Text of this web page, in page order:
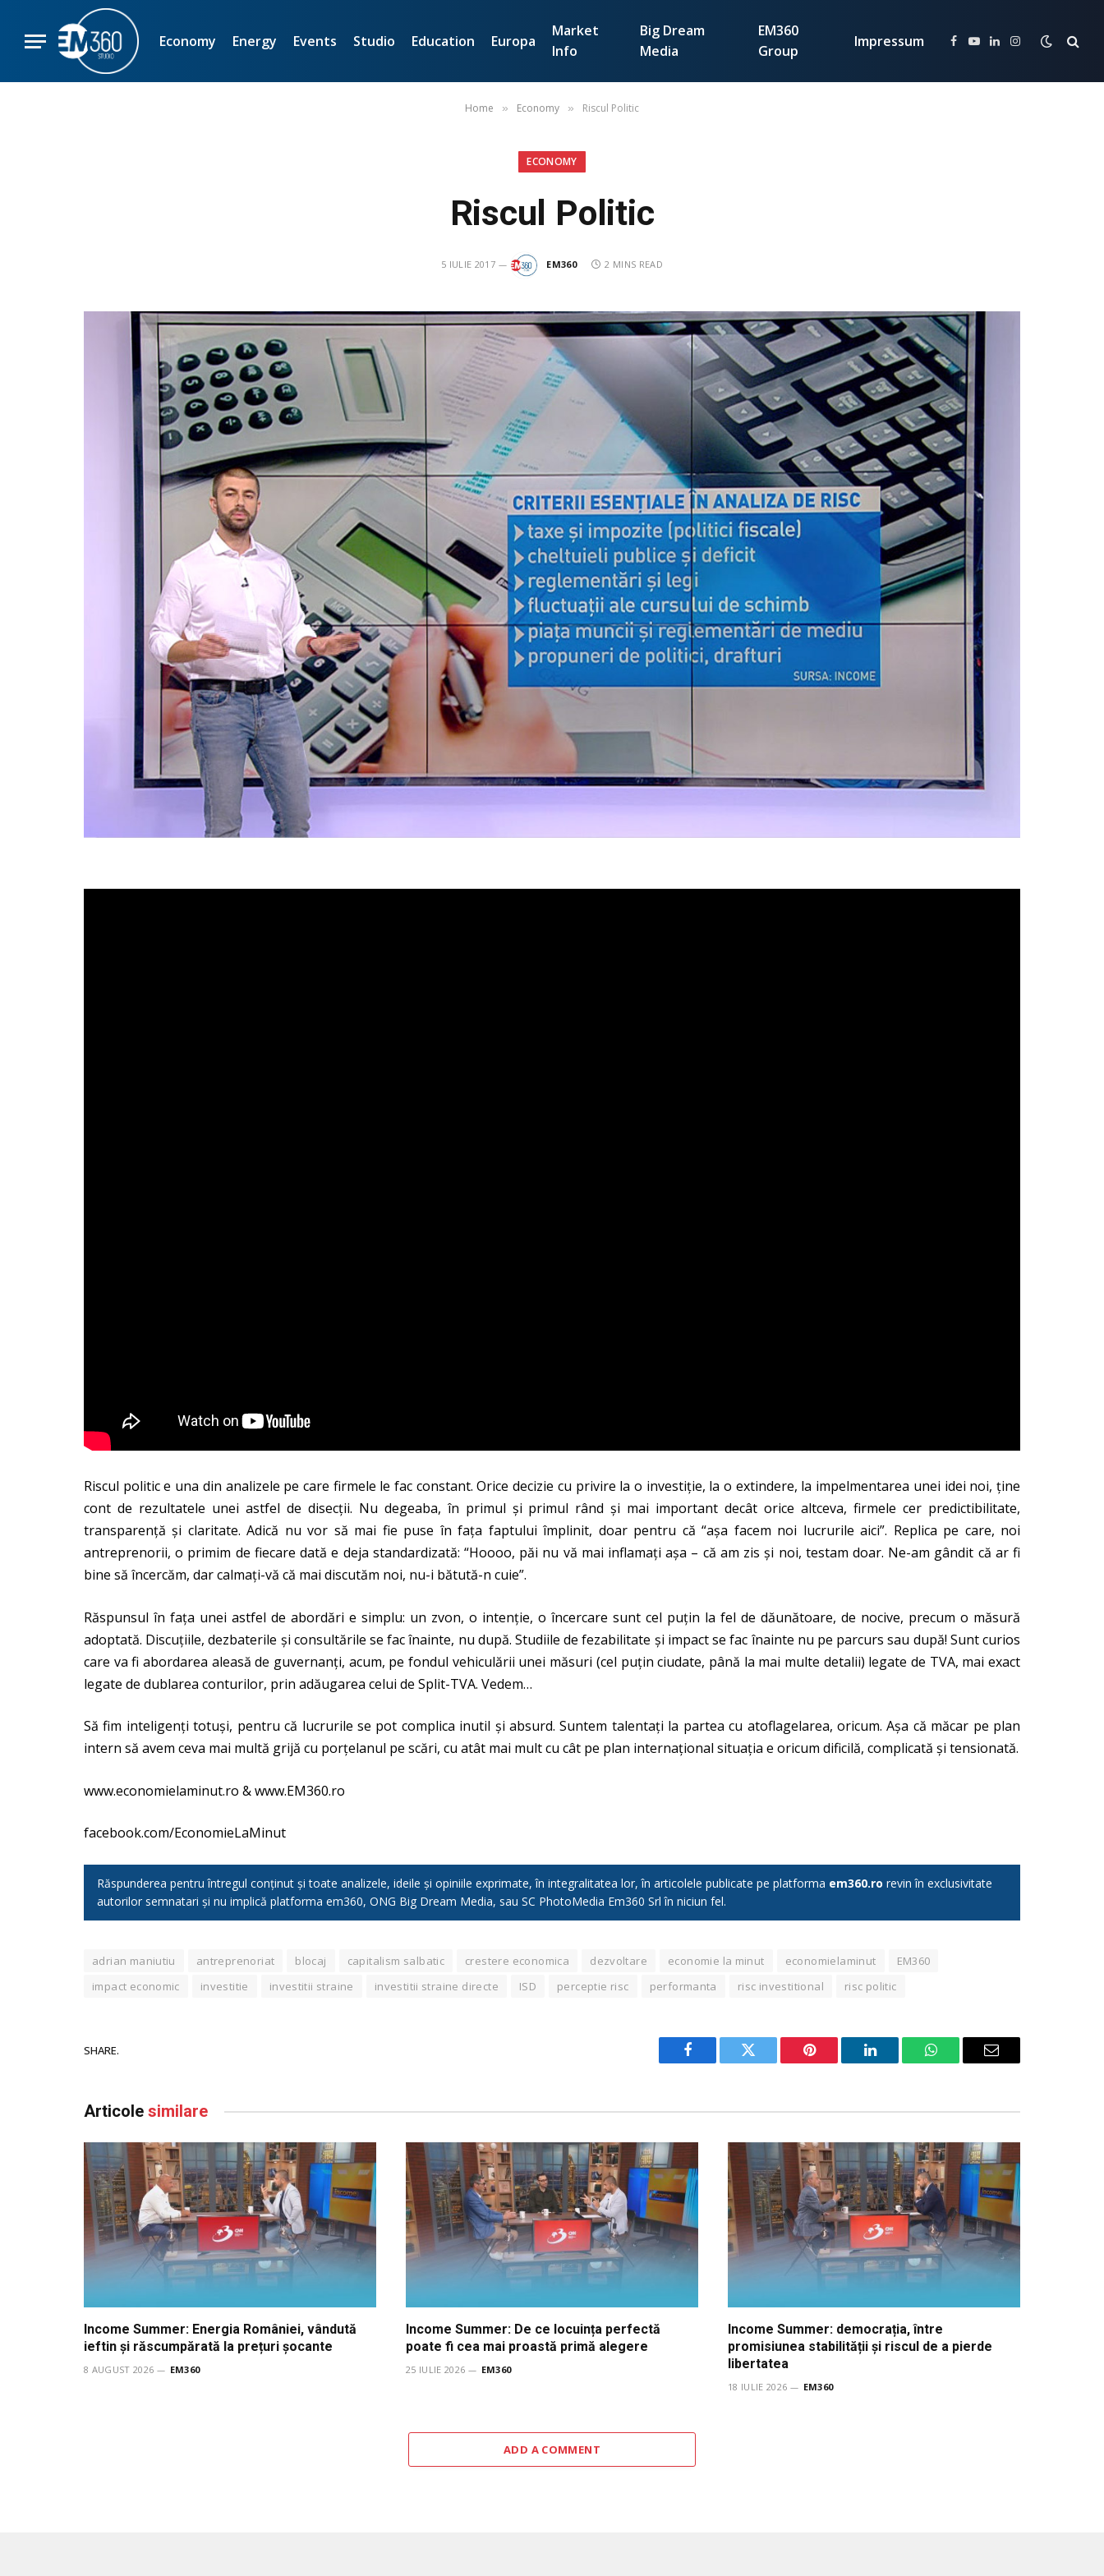
Economy Energy Events Studio Education Europa
Market
Info
Big Dream
Media
EM360
Group
Impressum Facebook
YouTube
LinkedInInstagram
Home » Economy » Riscul Politic
ECONOMY
Riscul Politic
5 IULIE 2017 EM360 2 MINS READ
Riscul politic e una din analizele pe care firmele le fac constant. Orice decizie cu privire la o investiție, la o extindere, la impelmentarea unei idei noi, ține
cont de rezultatele unei astfel de disecții. Nu degeaba, în primul și primul rând și mai important decât orice altceva, firmele cer predictibilitate,
transparență și claritate. Adică nu vor să mai fie puse în fața faptului împlinit, doar pentru că “așa facem noi lucrurile aici”. Replica pe care, noi
antreprenorii, o primim de fiecare dată e deja standardizată: “Hoooo, păi nu vă mai inflamați așa – că am zis și noi, testam doar. Ne-am gândit că ar fi
bine să încercăm, dar calmați-vă că mai discutăm noi, nu-i bătută-n cuie”.
Răspunsul în fața unei astfel de abordări e simplu: un zvon, o intenție, o încercare sunt cel puțin la fel de dăunătoare, de nocive, precum o măsură
adoptată. Discuțiile, dezbaterile și consultările se fac înainte, nu după. Studiile de fezabilitate și impact se fac înainte nu pe parcurs sau după! Sunt curios
care va fi abordarea aleasă de guvernanți, acum, pe fondul vehiculării unei măsuri (cel puțin ciudate, până la mai multe detalii) legate de TVA, mai exact
legate de dublarea conturilor, prin adăugarea celui de Split-TVA. Vedem…
Să fim inteligenți totuși, pentru că lucrurile se pot complica inutil și absurd. Suntem talentați la partea cu atoflagelarea, oricum. Așa că măcar pe plan
intern să avem ceva mai multă grijă cu porțelanul pe scări, cu atât mai mult cu cât pe plan internațional situația e oricum dificilă, complicată și tensionată.
www.economielaminut.ro & www.EM360.ro
facebook.com/EconomieLaMinut
Răspunderea pentru întregul conținut și toate analizele, ideile și opiniile exprimate, în integralitatea lor, în articolele publicate pe platforma em360.ro revin în exclusivitate
autorilor semnatari și nu implică platforma em360, ONG Big Dream Media, sau SC PhotoMedia Em360 Srl în niciun fel.
adrian maniutiu antreprenoriat blocaj capitalism salbatic crestere economica dezvoltare economie la minut economielaminut
EM360
impact economic
investitie investitii straine investitii straine directe ISD perceptie risc performanta risc investitional risc politic
SHARE.
Facebook Twitter Pinterest LinkedIn WhatsAppEmail
Articole similare
Income Summer: Energia României, vândută
ieftin și răscumpărată la prețuri șocante
8 AUGUST 2026 EM360
Income Summer: De ce locuința perfectă
poate fi cea mai proastă primă alegere
25 IULIE 2026 EM360
Income Summer: democrația, între
promisiunea stabilității și riscul de a pierde
libertatea
18 IULIE 2026 EM360
ADD A COMMENT